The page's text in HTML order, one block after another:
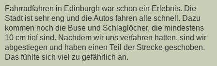
Fahrradfahren in Edinburgh war schon ein Erlebnis. Die
Stadt ist sehr eng und die Autos fahren alle schnell. Dazu
kommen noch die Buse und Schlaglöcher, die mindestens
10 cm tief sind. Nachdem wir uns verfahren hatten, sind wir
abgestiegen und haben einen Teil der Strecke geschoben.
Das fühlte sich viel zu gefährlich an.